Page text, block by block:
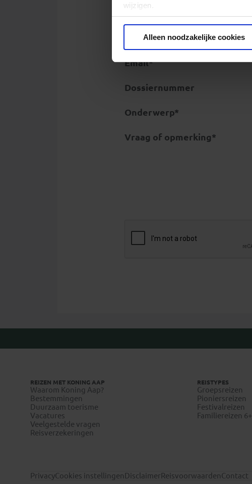
wijzigen.
Alleen noodzakelijke cookies
Telefoonnr.*
Email*
Dossiernummer
Onderwerp*
Vraag of opmerking*
REIZEN MET KONING AAP
Waarom Koning Aap?
Bestemmingen
Duurzaam toerisme
Vacatures
Veelgestelde vragen
Reisverzekeringen
REISTYPES
Groepsreizen
Pioniersreizen
Festivalreizen
Familiereizen 6+
PrivacyCookies instellingen DisclaimerReisvoorwaardenContact